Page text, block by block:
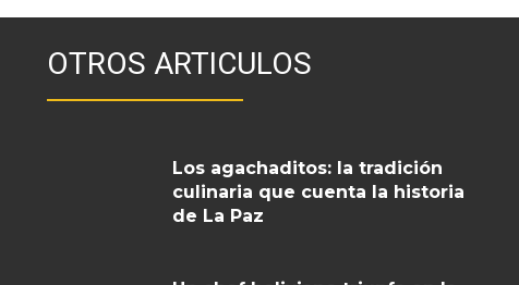
OTROS ARTICULOS
Los agachaditos: la tradición
culinaria que cuenta la historia
de La Paz